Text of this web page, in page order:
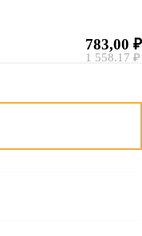
783,00 ₽
1 558.17 ₽